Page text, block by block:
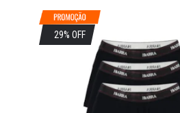
29% OFF